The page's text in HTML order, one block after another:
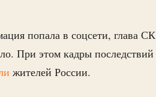
попала в соцсети, глава СК
При этом кадры
жителей России.